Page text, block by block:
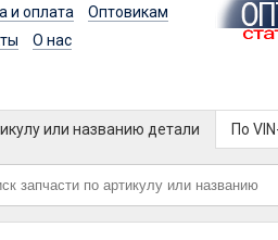
и оплата
Оптовикам
О нас
или названию детали По